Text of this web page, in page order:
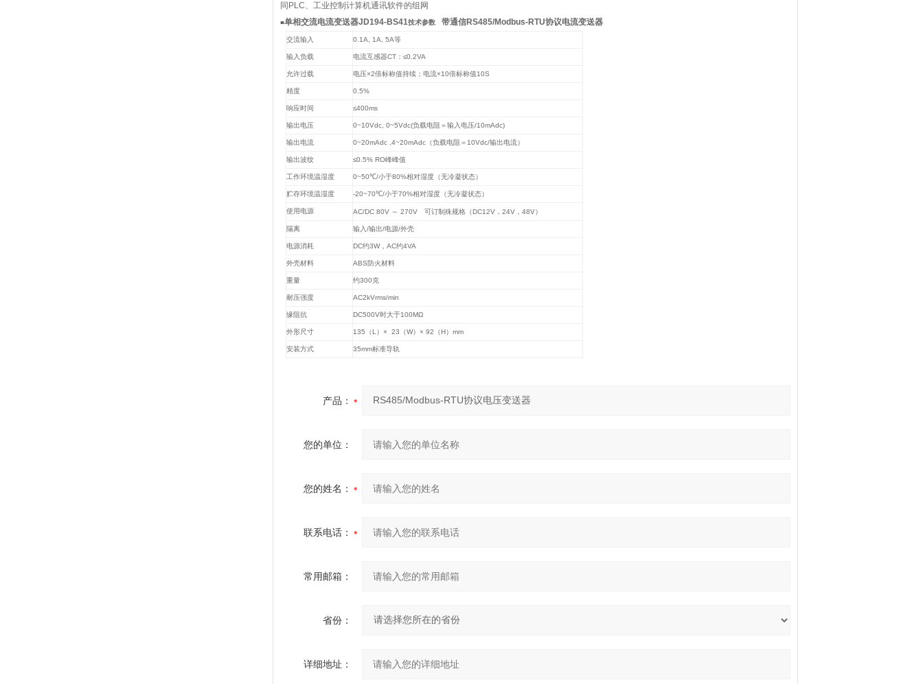
同PLC、工业控制计算机通讯软件的组网
■单相交流电流变送器JD194-BS41技术参数 带通信RS485/Modbus-RTU协议电流变送器
交流输入 0.1A , 1A, 5A等
输入负载 电流互感器CT ：≤0.2VA
允许过载 电压×2倍标称值持续；电流×10倍标称值10S
精度 0.5%
响应时间 ≤400ms
输出电压 0~10Vdc, 0~5Vdc(负载电阻＝输入电压/10mAdc)
输出电流 0~20mAdc ,4~20mAdc （负载电阻＝ 10Vdc/输出电流）
输出波纹 ≤0.5% RO峰峰值
工作环境温湿度 0~50℃/小于80%相对湿度（无冷凝状态）
贮存环境温湿度 -20~70℃/小于70%相对湿度（无冷凝状态）
使用电源 AC/DC 80V ～ 270V 可订制殊规格（DC12V ，24V ，48V）
隔离 输入/输出/电源/外壳
电源消耗 DC约3W，AC约4VA
外壳材料 ABS防火材料
重量 约300克
耐压强度 AC2kVrms/min
缘阻抗 DC500V时大于100MΩ
外形尺寸 135 （L ） × 23 （W） × 92 （H）mm
安装方式 35mm标准导轨
产品：
您的单位：
您的姓名：
联系电话：
常用邮箱：
省份：
详细地址：